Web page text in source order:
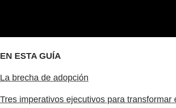
EN ESTA GUÍA
La brecha de adopción
Tres imperativos ejecutivos para